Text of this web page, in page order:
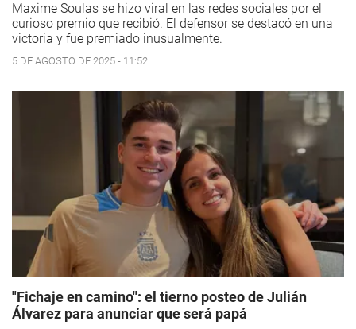
Maxime Soulas se hizo viral en las redes sociales por el
curioso premio que recibió. El defensor se destacó en una
victoria y fue premiado inusualmente.
5 DE AGOSTO DE 2025 - 11:52
"Fichaje en camino": el tierno posteo de Julián
Álvarez para anunciar que será papá